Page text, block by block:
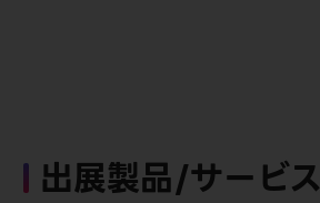
出展製品/サービス